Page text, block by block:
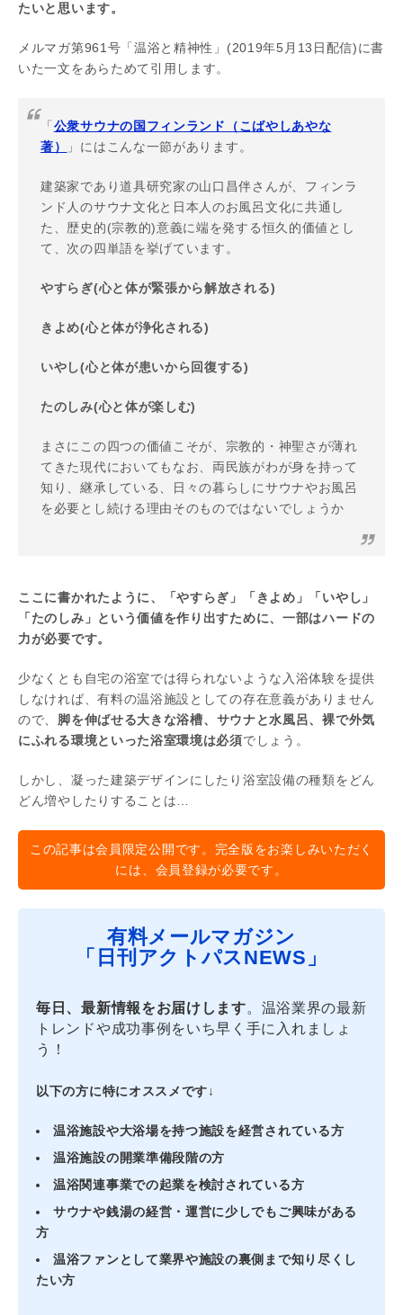
たいと思います。
メルマガ第961号「温浴と精神性」(2019年5月13日配信)に書
いた一文をあらためて引用します。
「 公衆サウナの国フィンランド（こばやしあやな
著）
」にはこんな一節があります。
建築家であり道具研究家の山口昌伴さんが、フィンラ
ンド人のサウナ文化と日本人のお風呂文化に共通し
た、歴史的(宗教的)意義に端を発する恒久的価値とし
て、次の四単語を挙げています。
やすらぎ(心と体が緊張から解放される)
きよめ(心と体が浄化される)
いやし(心と体が患いから回復する)
たのしみ(心と体が楽しむ)
まさにこの四つの価値こそが、宗教的・神聖さが薄れ
てきた現代においてもなお、両民族がわが身を持って
知り、継承している、日々の暮らしにサウナやお風呂
を必要とし続ける理由そのものではないでしょうか
ここに書かれたように、「やすらぎ」「きよめ」「いやし」
「たのしみ」という価値を作り出すために、一部はハードの
力が必要です。
少なくとも自宅の浴室では得られないような入浴体験を提供
しなければ、有料の温浴施設としての存在意義がありません
ので、 脚を伸ばせる大きな浴槽、サウナと水風呂、裸で外気
にふれる環境といった浴室環境は必須でしょう。
しかし、凝った建築デザインにしたり浴室設備の種類をどん
どん増やしたりすることは…
この記事は会員限定公開です。完全版をお楽しみいただく
には、会員登録が必要です。
有料メールマガジン
「日刊アクトパスNEWS」
毎日、最新情報をお届けします。温浴業界の最新
トレンドや成功事例をいち早く手に入れましょ
う！
以下の方に特にオススメです↓
温浴施設や大浴場を持つ施設を経営されている方
温浴施設の開業準備段階の方
温浴関連事業での起業を検討されている方
サウナや銭湯の経営・運営に少しでもご興味がある
方
温浴ファンとして業界や施設の裏側まで知り尽くし
たい方